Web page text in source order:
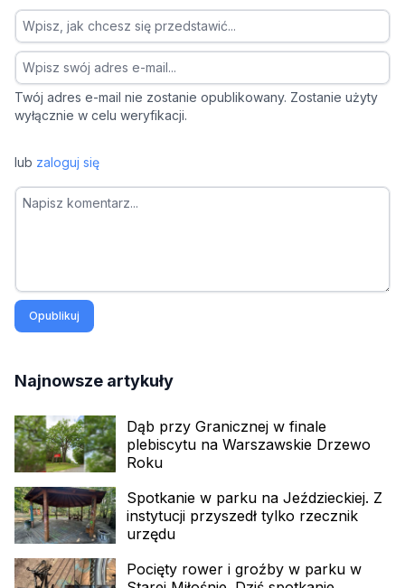
Twój adres e-mail nie zostanie opublikowany. Zostanie użyty
wyłącznie w celu weryfikacji.
lub zaloguj się
Opublikuj
Najnowsze artykuły
Dąb przy Granicznej w finale
plebiscytu na Warszawskie Drzewo
Roku
Spotkanie w parku na Jeździeckiej. Z
instytucji przyszedł tylko rzecznik
urzędu
Pocięty rower i groźby w parku w